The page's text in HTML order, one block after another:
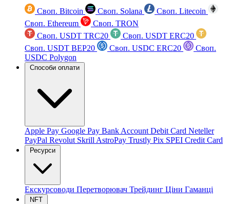
Своп. Bitcoin Своп. Solana
Своп. Litecoin
Своп. Ethereum
Своп. TRON
Своп. USDT TRC20
Своп. USDT ERC20
Своп. USDT BEP20
Своп. USDC ERC20
Своп.
USDC Polygon
Способи оплати
Apple Pay Google Pay Bank Account Debit Card Neteller
PayPal Revolut Skrill AstroPay Trustly Pix SPEI Credit Card
Ресурси
Екскурсоводи Перетворювач Трейдинг Ціни Гаманці
NFT